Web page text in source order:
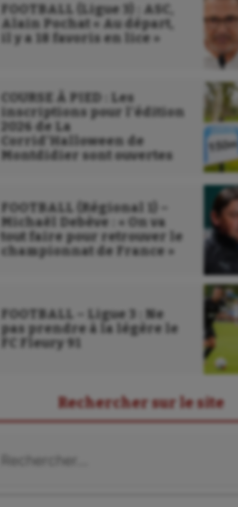
FOOTBALL (Ligue 3) : ASC,
Alain Pochat « Au départ,
il y a 18 favoris en lice »
COURSE À PIED : Les
inscriptions pour l’édition
2026 de La
Corrid’Halloween de
Montdidier sont ouvertes
FOOTBALL (Régional 1) –
Michaël Debève : « On va
tout faire pour retrouver le
championnat de France »
FOOTBALL – Ligue 3 : Ne
pas prendre à la légère le
FC Fleury 91
Rechercher sur le site